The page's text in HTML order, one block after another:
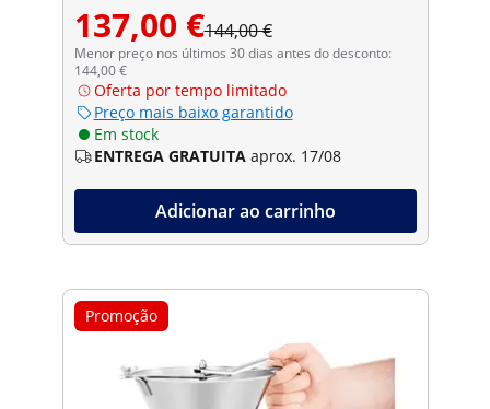
137,00 €144,00 €
Menor preço nos últimos 30 dias antes do desconto:
144,00 €
Oferta por tempo limitado
Preço mais baixo garantido
Em stock
ENTREGA GRATUITA aprox. 17/08
Adicionar ao carrinho
Promoção